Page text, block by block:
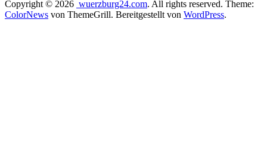
Copyright © 2026 wuerzburg24.com. All rights reserved. Theme:
ColorNews von ThemeGrill. Bereitgestellt von WordPress.